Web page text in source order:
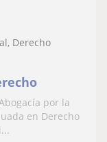
Derecho
por la
en Derecho